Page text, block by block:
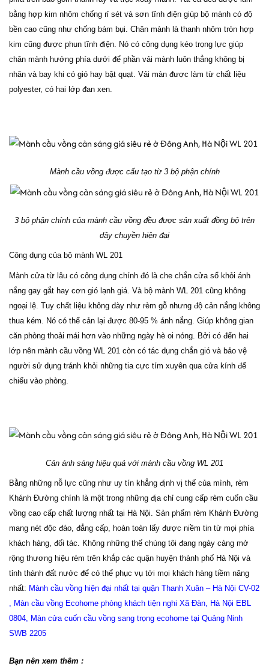
bằng hợp kim nhôm chống rỉ sét và sơn tĩnh điện giúp bộ mành có độ
bền cao cũng như chống bám bụi. Chân mành là thanh nhôm tròn hợp
kim cũng được phun tĩnh điện. Nó có công dụng kéo trọng lực giúp
chân mành hướng phía dưới để phần vải mành luôn thẳng không bị
nhăn và bay khi có gió hay bật quạt. Vải màn được làm từ chất liệu
polyester, có hai lớp đan xen.
Mành cầu vồng được cấu tạo từ 3 bộ phận chính
3 bộ phận chính của mành cầu vồng đều được sản xuất đồng bộ trên
dây chuyền hiện đại
Công dụng của bộ mành WL 201
Mành cửa từ lâu có công dụng chính đó là che chắn cửa sổ khỏi ánh
nắng gay gắt hay cơn gió lạnh giá. Và bộ mành WL 201 cũng không
ngoại lệ. Tuy chất liệu không dày như rèm gỗ nhưng độ cản nắng không
thua kém. Nó có thể cản lại được 80-95 % ánh nắng. Giúp không gian
căn phòng thoải mái hơn vào những ngày hè oi nóng. Bởi có đến hai
lớp nên mành cầu vồng WL 201 còn có tác dụng chắn gió và bảo vệ
người sử dụng tránh khỏi những tia cực tím xuyên qua cửa kính để
chiếu vào phòng.
Cản ánh sáng hiệu quả với mành cầu vồng WL 201
Bằng những nỗ lực cũng như uy tín khẳng định vị thế của mình, rèm
Khánh Đường chính là một trong những địa chỉ cung cấp rèm cuốn cầu
vồng cao cấp chất lượng nhất tại Hà Nội. Sản phẩm rèm Khánh Đường
mang nét độc đáo, đẳng cấp, hoàn toàn lấy được niềm tin từ mọi phía
khách hàng, đối tác. Không những thế chúng tôi đang ngày càng mở
rộng thương hiệu rèm trên khắp các quận huyện thành phố Hà Nội và
tỉnh thành đất nước để có thể phục vụ tới mọi khách hàng tiềm năng
nhất: Mành cầu vồng hiện đại nhất tại quận Thanh Xuân – Hà Nội CV-02
Màn cầu vồng Ecohome phòng khách tiện nghi Xã Đàn, Hà Nội EBL
0804
Màn cửa cuốn cầu vồng sang trọng ecohome tại Quảng Ninh
SWB 2205
Bạn nên xem thêm :